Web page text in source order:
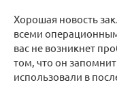
Хорошая новость
всеми
вас не возникнет
том, что он
использовали в